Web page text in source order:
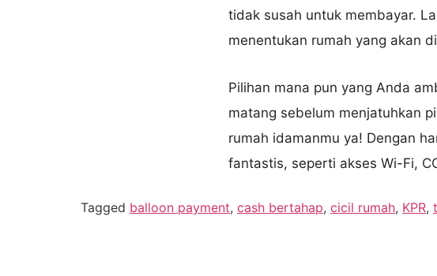
tidak susah untuk membayar.
menentukan rumah yang akan
Pilihan mana pun yang Anda
matang sebelum menjatuhkan
rumah idamanmu ya! Dengan
fantastis, seperti akses Wi-Fi,
Tagged balloon payment, cash bertahap, cicil rumah, KPR,